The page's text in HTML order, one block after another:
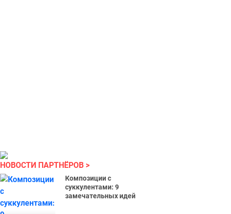
НОВОСТИ ПАРТНЁРОВ
Композиции с
суккулентами: 9
замечательных идей